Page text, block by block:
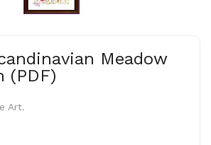
Meadow
(PDF)
Art.